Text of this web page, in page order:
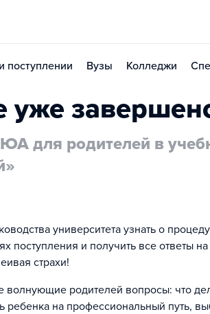
поступлении Вузы Колледжи
уже
для родителей в
университета узнать о
поступления и получить все ответы
страхи!
волнующие родителей вопросы: что
ребенка на профессиональный путь,